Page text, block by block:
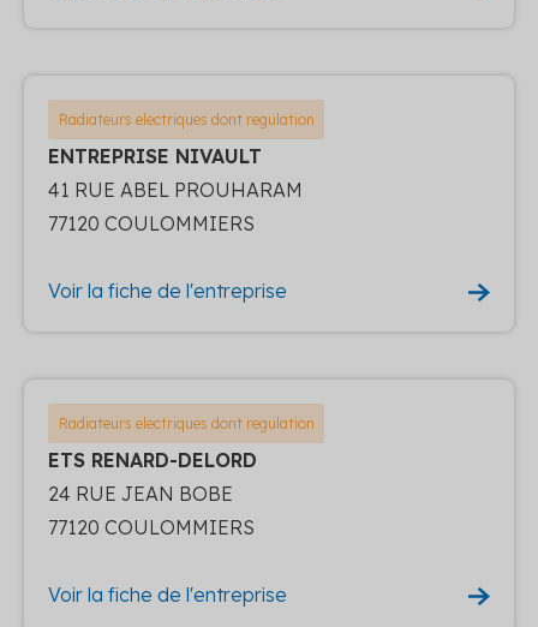
Radiateurs electriques dont regulation
ENTREPRISE NIVAULT
41 RUE ABEL PROUHARAM
77120 COULOMMIERS
Voir la fiche de l'entreprise
Radiateurs electriques dont regulation
ETS RENARD-DELORD
24 RUE JEAN BOBE
77120 COULOMMIERS
Voir la fiche de l'entreprise